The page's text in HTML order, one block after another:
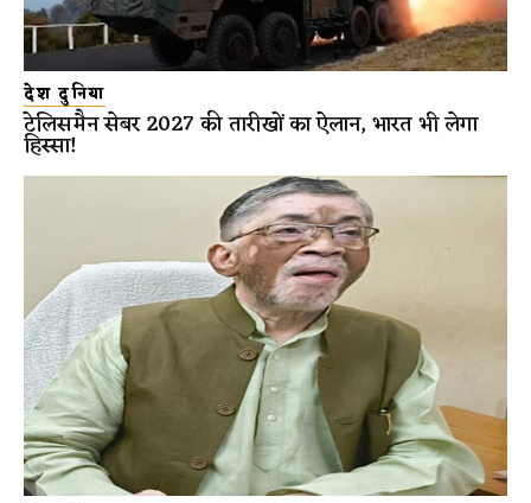
देश दुनिया
टेलिसमैन सेबर 2027 की तारीखों का ऐलान, भारत भी लेगा
हिस्सा!